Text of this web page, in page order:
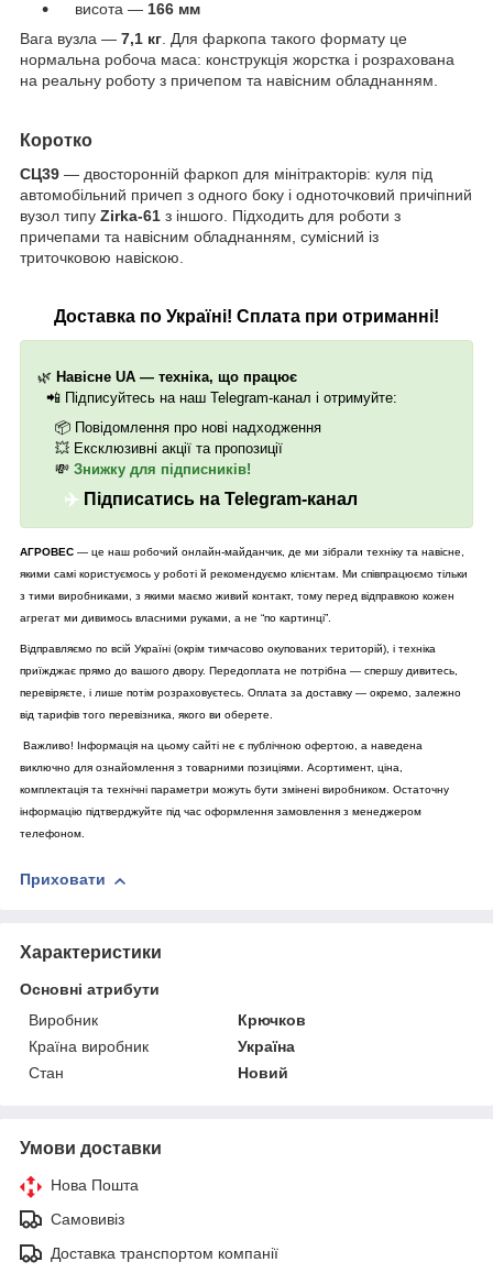
висота — 166 мм
Вага вузла — 7,1 кг. Для фаркопа такого формату це
нормальна робоча маса: конструкція жорстка і розрахована
на реальну роботу з причепом та навісним обладнанням.
Коротко
СЦ39 — двосторонній фаркоп для мінітракторів: куля під
автомобільний причеп з одного боку і одноточковий причіпний
вузол типу Zirka-61 з іншого. Підходить для роботи з
причепами та навісним обладнанням, сумісний із
триточковою навіскою.
Доставка по Україні! Сплата при отриманні!
🌿 Навісне UA — техніка, що працює
📲 Підписуйтесь на наш Telegram-канал і отримуйте:
📦 Повідомлення про нові надходження
💥 Ексклюзивні акції та пропозиції
💸 Знижку для підписників!
✈️ Підписатись на Telegram-канал
АГРОВЕС — це наш робочий онлайн-майданчик, де ми зібрали техніку та навісне,
якими самі користуємось у роботі й рекомендуємо клієнтам. Ми співпрацюємо тільки
з тими виробниками, з якими маємо живий контакт, тому перед відправкою кожен
агрегат ми дивимось власними руками, а не “по картинці”.
Відправляємо по всій Україні (окрім тимчасово окупованих територій), і техніка
приїжджає прямо до вашого двору. Передоплата не потрібна — спершу дивитесь,
перевіряєте, і лише потім розраховуєтесь. Оплата за доставку — окремо, залежно
від тарифів того перевізника, якого ви оберете.
Важливо! Інформація на цьому сайті не є публічною офертою, а наведена
виключно для ознайомлення з товарними позиціями. Асортимент, ціна,
комплектація та технічні параметри можуть бути змінені виробником. Остаточну
інформацію підтверджуйте під час оформлення замовлення з менеджером
телефоном.
Приховати
Характеристики
Основні атрибути
Виробник
Крючков
Країна виробник
Україна
Стан
Новий
Умови доставки
Нова Пошта
Самовивіз
Доставка транспортом компанії